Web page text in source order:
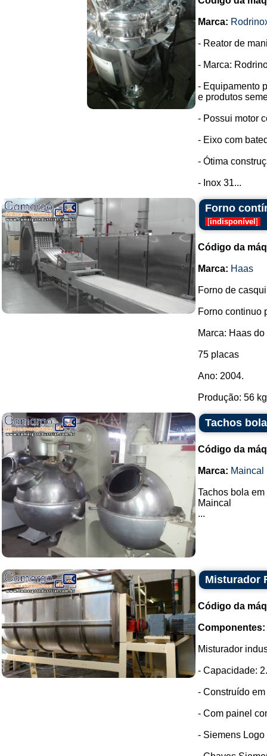
Marca:
- Reator de
- Marca:
- Equipamento
e produtos
- Possui motor
- Eixo com
- Ótima
- Inox 31...
Forno
[indisponível ]
Código da
Marca: Haas
Forno de
Forno continuo
Marca: Haas
75 placas
Ano: 2004.
Produção: 56
Tachos
Código da
Marca: Maincal
Tachos bola
Maincal
...
Misturador
Código da
Componentes:
Misturador
- Capacidade:
- Construído
- Com painel
- Siemens Logo